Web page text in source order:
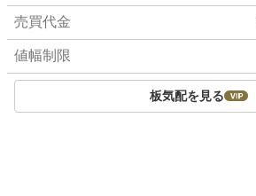
売買代金
値幅制限
板気配を見る